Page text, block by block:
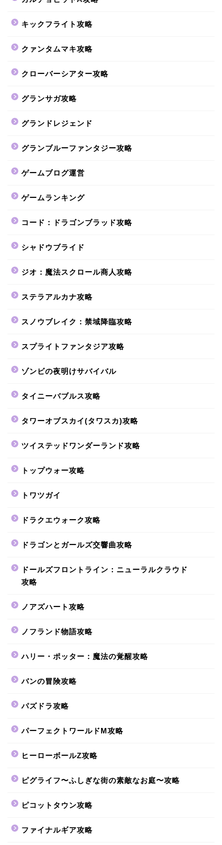
キックフライト攻略
クァンタムマキ攻略
クローバーシアター攻略
グランサガ攻略
グランドレジェンド
グランブルーファンタジー攻略
ゲームブログ運営
ゲームランキング
コード：ドラゴンブラッド攻略
シャドウブライド
ジオ：魔法スクロール商人攻略
ステラアルカナ攻略
スノウブレイク：禁域降臨攻略
スプライトファンタジア攻略
ゾンビの夜明けサバイバル
タイニーバブルス攻略
タワーオブスカイ(タワスカ)攻略
ツイステッドワンダーランド攻略
トップウォー攻略
トワツガイ
ドラクエウォーク攻略
ドラゴンとガールズ交響曲攻略
ドールズフロントライン：ニューラルクラウド
攻略
ノアズハート攻略
ノフランド物語攻略
ハリー・ポッター：魔法の覚醒攻略
バンの冒険攻略
パズドラ攻略
パーフェクトワールドM攻略
ヒーローボールZ攻略
ピグライフ〜ふしぎな街の素敵なお庭〜攻略
ピコットタウン攻略
ファイナルギア攻略